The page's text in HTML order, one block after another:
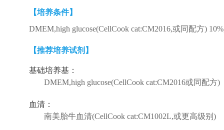
【培养条件】
DMEM,high glucose(CellCook cat:CM2016,或同配方)
【推荐培养试剂】
基础培养基：
DMEM,high glucose(CellCook cat:CM2016或同配方)
血清：
南美胎牛血清(CellCook cat:CM1002L,或更高级别)